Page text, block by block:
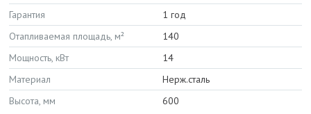
Гарантия
1 год
Отапливаемая площадь, м²
140
Мощность, кВт
14
Материал
Нерж.сталь
Высота, мм
600